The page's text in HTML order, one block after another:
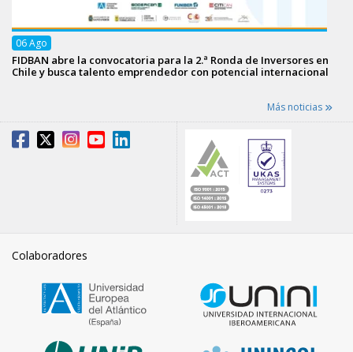
06Ago
FIDBAN abre la convocatoria para la 2.ª Ronda de Inversores en
Chile y busca talento emprendedor con potencial internacional
Más noticias
Colaboradores